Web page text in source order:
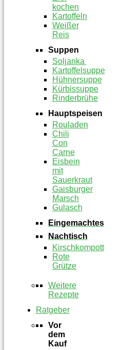
kochen
Kartoffeln
Weißer
Reis
Suppen
Soljanka
Kartoffelsuppe
Hühnersuppe
Kürbissuppe
Rinderbrühe
Hauptspeisen
Rouladen
Chili
Con
Carne
Eisbein
mit
Sauerkraut
Gaisburger
Marsch
Gulasch
Eingemachtes
Nachtisch
Kirschkompott
Rote
Grütze
Weitere
Rezepte
Ratgeber
Vor
dem
Kauf